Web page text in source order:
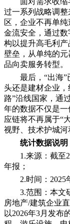
过一系列战略调
区，企业不再单
金流安全，通过
构以提升高毛利
壁垒，从单纯的
品向卖服务转型。
最后，“出海”
头还是建材企业
路”沿线国家，通
年的数据不仅是
应链将不再属于“
视野、技术护城河
统计数据说明
1.来源：截至
年报；
2.时间：2025年
3.范围：本文研
房地产/建筑企业
以2026年3月发布